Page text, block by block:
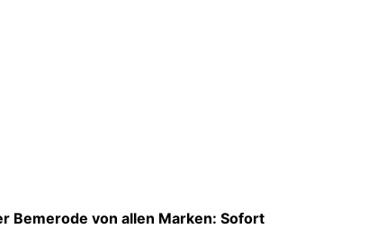
Bemerode von allen Marken: Sofort